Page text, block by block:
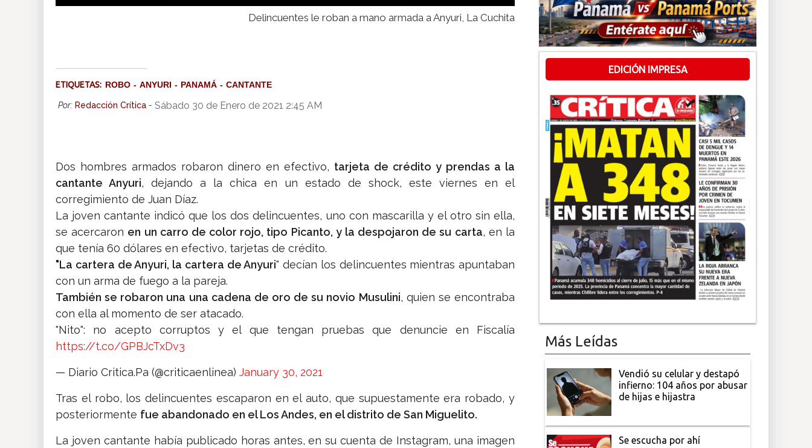
Delincuentes le roban a mano armada a Anyuri, La Cuchita
ETIQUETAS: ROBO ANYURI PANAMÁ CANTANTE
Por: Redacción Crítica - Sábado 30 de Enero de 2021 2:45 AM
Dos hombres armados robaron dinero en efectivo, tarjeta de crédito y prendas a la
cantante Anyuri, dejando a la chica en un estado de shock, este viernes en el
corregimiento de Juan Díaz.
La joven cantante indicó que los dos delincuentes, uno con mascarilla y el otro sin ella,
se acercaron en un carro de color rojo, tipo Picanto, y la despojaron de su carta, en la
que tenía 60 dólares en efectivo, tarjetas de crédito.
"La cartera de Anyuri, la cartera de Anyuri" decían los delincuentes mientras apuntaban
con un arma de fuego a la pareja.
También se robaron una una cadena de oro de su novio Musulini, quien se encontraba
con ella al momento de ser atacado.
"Nito": no acepto corruptos y el que tengan pruebas que denuncie en Fiscalía
https://t.co/GPBJcTxDv3
— Diario Critica.Pa (@criticaenlinea) January 30, 2021
Tras el robo, los delincuentes escaparon en el auto, que supuestamente era robado, y
posteriormente fue abandonado en el Los Andes, en el distrito de San Miguelito.
La joven cantante había publicado horas antes, en su cuenta de Instagram, una imagen
EDICIÓN IMPRESA
Más Leídas
Vendió su celular y destapó
infierno: 104 años por abusar
de hijas e hijastra
Se escucha por ahí